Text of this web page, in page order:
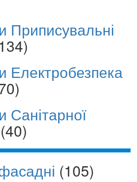
Приписувальні
Електробезпека
Санітарної
(40)
(105)